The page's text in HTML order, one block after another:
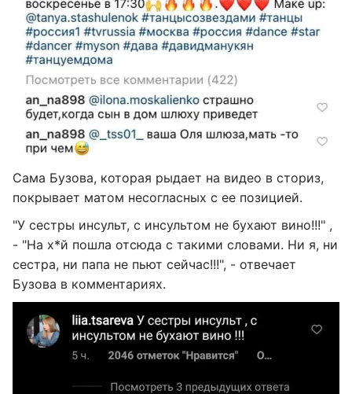
Сама Бузова, которая рыдает на видео в сториз,
покрывает матом несогласных с ее позицией.
"У сестры инсульт, с инсультом не бухают вино!!!" ,
- "На х*й пошла отсюда с такими словами. Ни я, ни
сестра, ни папа не пьют сейчас!!!", - отвечает
Бузова в комментариях.